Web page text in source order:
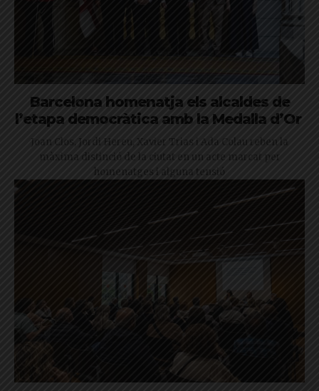
Barcelona homenatja els alcaldes de
l’etapa democràtica amb la Medalla d’Or
Joan Clos, Jordi Hereu, Xavier Trias i Ada Colau reben la
màxima distinció de la ciutat en un acte marcat per
homenatges i alguna tensió